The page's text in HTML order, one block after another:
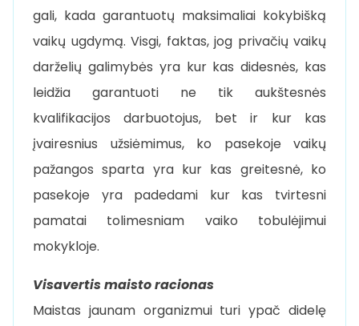
gali, kada garantuotų maksimaliai kokybišką
vaikų ugdymą. Visgi, faktas, jog privačių vaikų
darželių galimybės yra kur kas didesnės, kas
leidžia garantuoti ne tik aukštesnės
kvalifikacijos darbuotojus, bet ir kur kas
įvairesnius užsiėmimus, ko pasekoje vaikų
pažangos sparta yra kur kas greitesnė, ko
pasekoje yra padedami kur kas tvirtesni
pamatai tolimesniam vaiko tobulėjimui
mokykloje.
Visavertis maisto racionas
Maistas jaunam organizmui turi ypač didelę